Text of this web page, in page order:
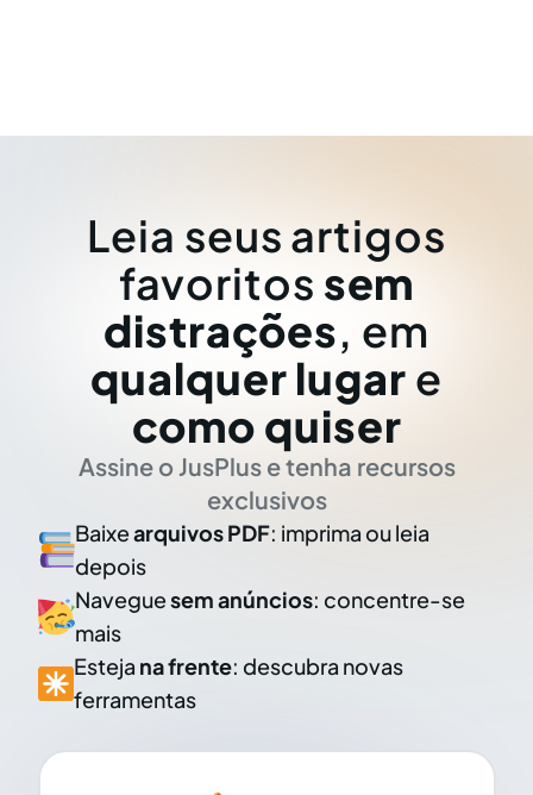
Leia seus artigos
favoritos sem
distrações, em
qualquer lugar e
como quiser
Assine o JusPlus e tenha recursos
exclusivos
Baixearquivos PDF: imprima ou leia
depois
Naveguesem anúncios: concentre-se
mais
Esteja na frente: descubra novas
ferramentas